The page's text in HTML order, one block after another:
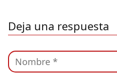
Deja una respuesta